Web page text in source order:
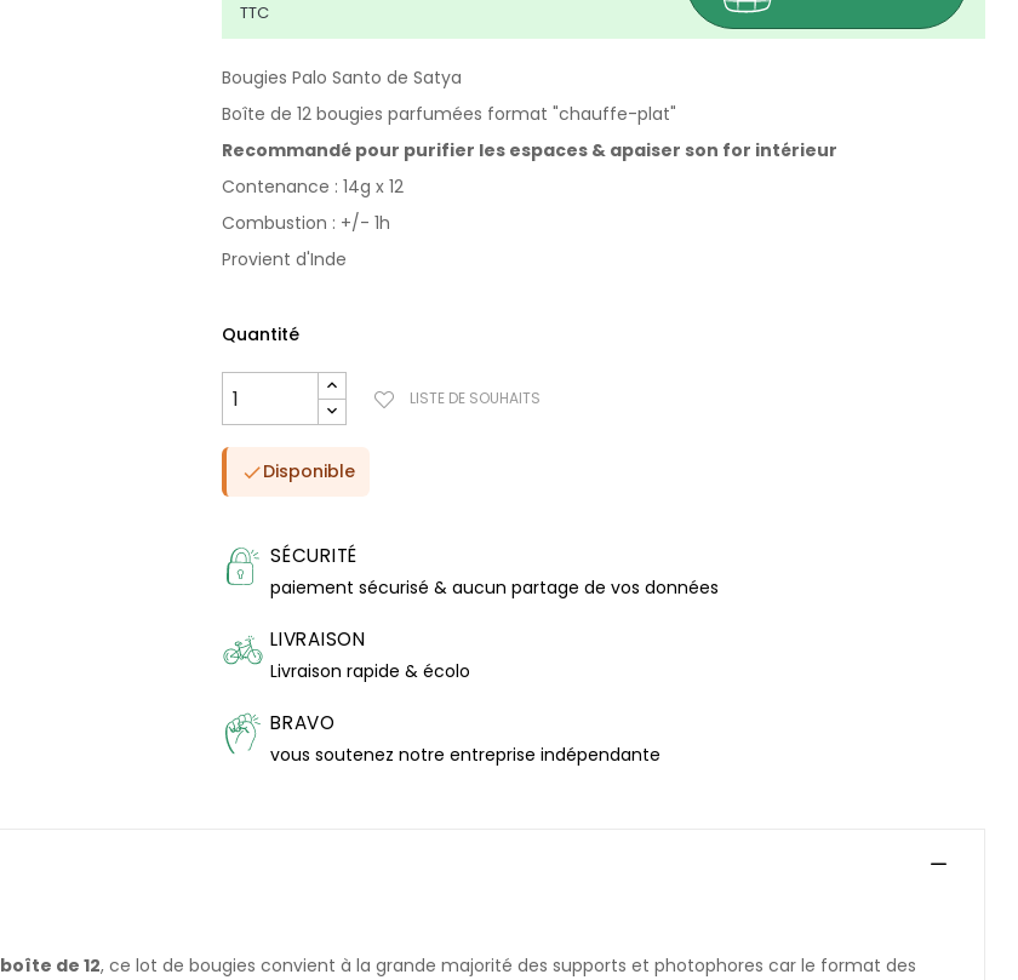
TTC
Bougies Palo Santo de Satya
Boîte de 12 bougies parfumées format "chauffe-plat"
Recommandé pour purifier les espaces & apaiser son for intérieur
Contenance : 14g x 12
Combustion : +/- 1h
Provient d'Inde
Quantité
LISTE DE SOUHAITS
Disponible
SÉCURITÉ
paiement sécurisé & aucun partage de vos données
LIVRAISON
Livraison rapide & écolo
BRAVO
vous soutenez notre entreprise indépendante
boîte de 12, ce lot de bougies convient à la grande majorité des supports et photophores car le format des